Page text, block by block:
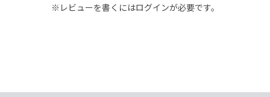
※レビューを書くにはログインが必要です。